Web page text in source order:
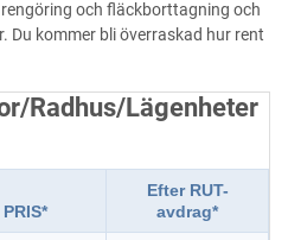
och fläckborttagning och
Du kommer bli överraskad hur rent
Radhus/Lägenheter
PRIS*
Efter RUT-
avdrag*